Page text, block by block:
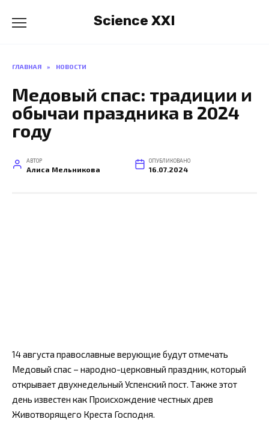
содержанию
Science XXI
ГЛАВНАЯ » НОВОСТИ
Медовый спас: традиции и
обычаи праздника в 2024
году
АВТОР
Алиса Мельникова
ОПУБЛИКОВАНО
16.07.2024
14 августа православные верующие будут отмечать
Медовый спас – народно-церковный праздник, который
открывает двухнедельный Успенский пост. Также этот
день известен как Происхождение честных древ
Животворящего Креста Господня.